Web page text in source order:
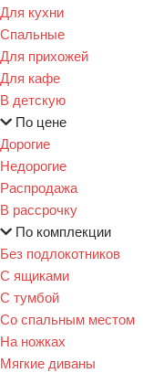
Для кухни
Спальные
Для прихожей
Для кафе
В детскую
По цене
Дорогие
Недорогие
Распродажа
В рассрочку
По комплекции
Без подлокотников
С ящиками
С тумбой
Со спальным местом
На ножках
Мягкие диваны